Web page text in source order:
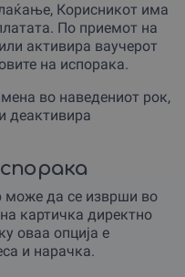
Корисникот има
По приемот на
активира ваучерот
на испорака.
во наведениот рок,
деактивира
може да се изврши во
картичка директно
оваа опција е
и нарачка.